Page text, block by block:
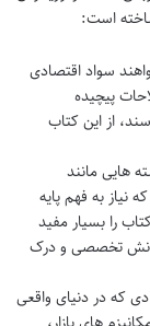
است:
سواد اقتصادی
پیچیده
از این کتاب
هایی مانند
نیاز به فهم پایه
را بسیار مفید
تخصصی و درک
که در دنیای واقعی